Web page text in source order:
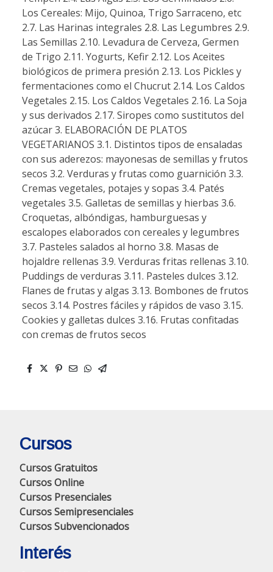
Los Cereales: Mijo, Quinoa, Trigo Sarraceno, etc
2.7. Las Harinas integrales 2.8. Las Legumbres 2.9.
Las Semillas 2.10. Levadura de Cerveza, Germen
de Trigo 2.11. Yogurts, Kefir 2.12. Los Aceites
biológicos de primera presión 2.13. Los Pickles y
fermentaciones como el Chucrut 2.14. Los Caldos
Vegetales 2.15. Los Caldos Vegetales 2.16. La Soja
y sus derivados 2.17. Siropes como sustitutos del
azúcar 3. ELABORACIÓN DE PLATOS
VEGETARIANOS 3.1. Distintos tipos de ensaladas
con sus aderezos: mayonesas de semillas y frutos
secos 3.2. Verduras y frutas como guarnición 3.3.
Cremas vegetales, potajes y sopas 3.4. Patés
vegetales 3.5. Galletas de semillas y hierbas 3.6.
Croquetas, albóndigas, hamburguesas y
escalopes elaborados con cereales y legumbres
3.7. Pasteles salados al horno 3.8. Masas de
hojaldre rellenas 3.9. Verduras fritas rellenas 3.10.
Puddings de verduras 3.11. Pasteles dulces 3.12.
Flanes de frutas y algas 3.13. Bombones de frutos
secos 3.14. Postres fáciles y rápidos de vaso 3.15.
Cookies y galletas dulces 3.16. Frutas confitadas
con cremas de frutos secos
Cursos
Cursos Gratuitos
Cursos Online
Cursos Presenciales
Cursos Semipresenciales
Cursos Subvencionados
Interés